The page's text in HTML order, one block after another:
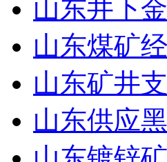
山东井下
山东煤矿
山东矿井
山东供应